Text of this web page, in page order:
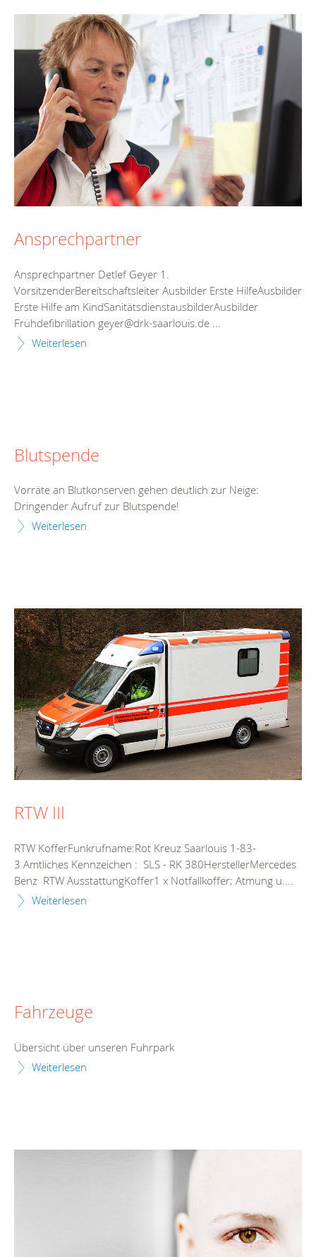
Ansprechpartner
Ansprechpartner Detlef Geyer 1.
VorsitzenderBereitschaftsleiter Ausbilder Erste HilfeAusbilder
Erste Hilfe am KindSanitätsdienstausbilderAusbilder
Frühdefibrillation geyer@drk-saarlouis.de ...
Weiterlesen
Blutspende
Vorräte an Blutkonserven gehen deutlich zur Neige:
Dringender Aufruf zur Blutspende!
Weiterlesen
RTW III
RTW KofferFunkrufname:Rot Kreuz Saarlouis 1-83-
3 Amtliches Kennzeichen : SLS - RK 380HerstellerMercedes
Benz RTW AusstattungKoffer1 x Notfallkoffer; Atmung u....
Weiterlesen
Fahrzeuge
Übersicht über unseren Fuhrpark
Weiterlesen